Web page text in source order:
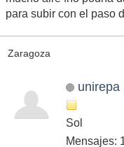
para subir con el paso
Zaragoza
unirepa
Sol
Mensajes: